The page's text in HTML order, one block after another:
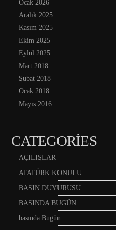
Ocak 2026
Aralık 2025
Kasım 2025
Ekim 2025
Eylül 2025
Mart 2018
Şubat 2018
Ocak 2018
Mayıs 2016
CATEGORIES
AÇILIŞLAR
ATATÜRK KONULU
BASIN DUYURUSU
BASINDA BUGÜN
basında Bugün